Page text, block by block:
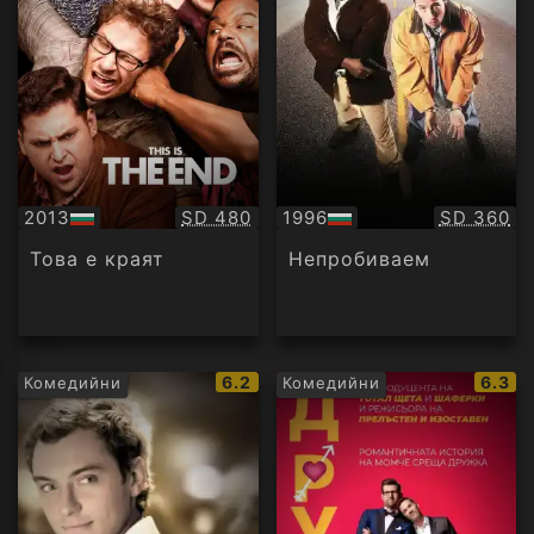
2013
БГ
аудио
Качество:
SD 480
Това е краят
1996
БГ
аудио
SD 360
Непробиваем
Комедийни
IMDb
рейтинг:
6.2 Комедийни
IMDb
6.3